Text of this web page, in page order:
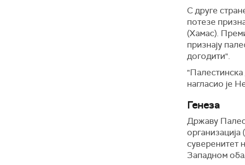
С друге
потезе
(Хамас).
признају
догодити".
нагласио је
Генеза
Државу
суверенитет
Западном